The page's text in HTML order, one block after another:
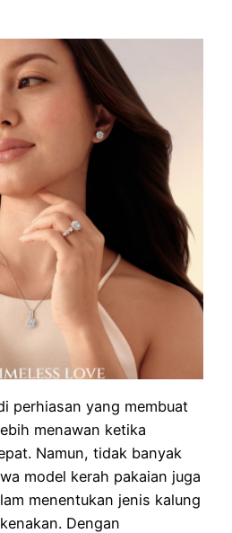
perhiasan yang membuat
menawan ketika
Namun, tidak banyak
model kerah pakaian juga
menentukan jenis kalung
Dengan